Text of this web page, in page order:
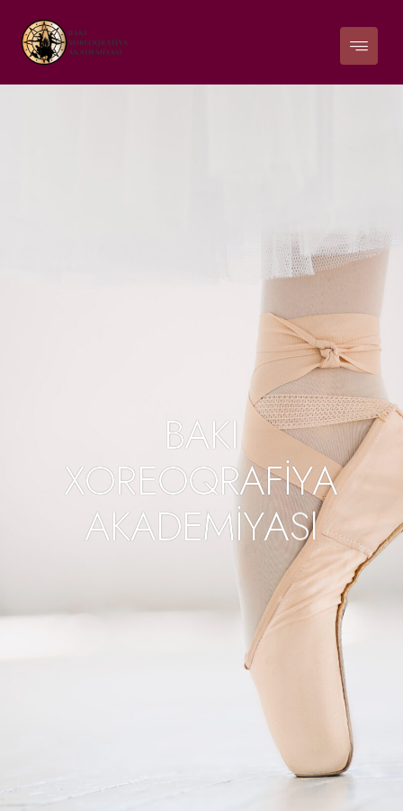
BAKI
XOREOQRAFİYA
AKADEMİYASI